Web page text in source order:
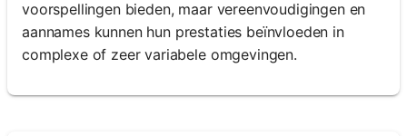
voorspellingen bieden, maar vereenvoudigingen en
aannames kunnen hun prestaties beïnvloeden in
complexe of zeer variabele omgevingen.